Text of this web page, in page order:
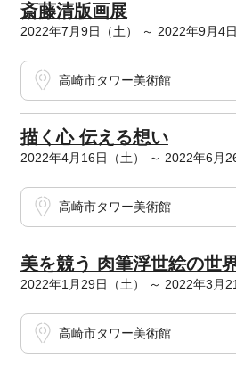
斎藤清版画展
2022年7月9日（土） ～ 2022年9月4日
高崎市タワー美術館
描く心 伝える想い
2022年4月16日（土） ～ 2022年6月
高崎市タワー美術館
美を競う 肉筆浮世絵の世
2022年1月29日（土） ～ 2022年3月
高崎市タワー美術館